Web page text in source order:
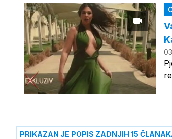
PRIKAZAN JE POPIS ZADNJIH 15